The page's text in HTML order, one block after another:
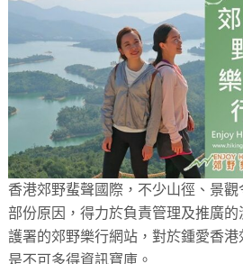
香港郊野蜚聲國際，不少山徑、景觀
部份原因，得力於負責管理及推廣
護署的郊野樂行網站，對於鍾愛香
是不可多得資訊寶庫。